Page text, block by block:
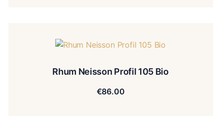
Rhum Neisson Profil 105 Bio
€86.00